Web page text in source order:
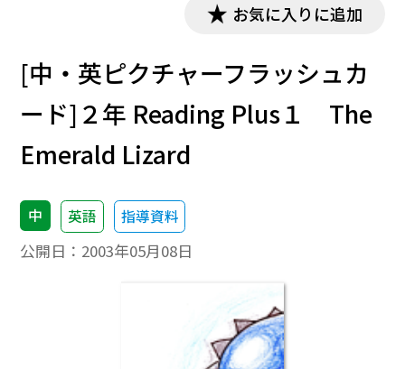
お気に入りに追加
[中・英ピクチャーフラッシュカ
ード]２年 Reading Plus１ The
Emerald Lizard
中 英語 指導資料
公開日： 2003年05月08日